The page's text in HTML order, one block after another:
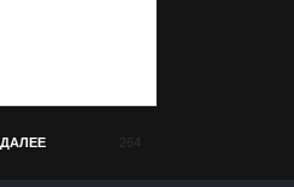
264